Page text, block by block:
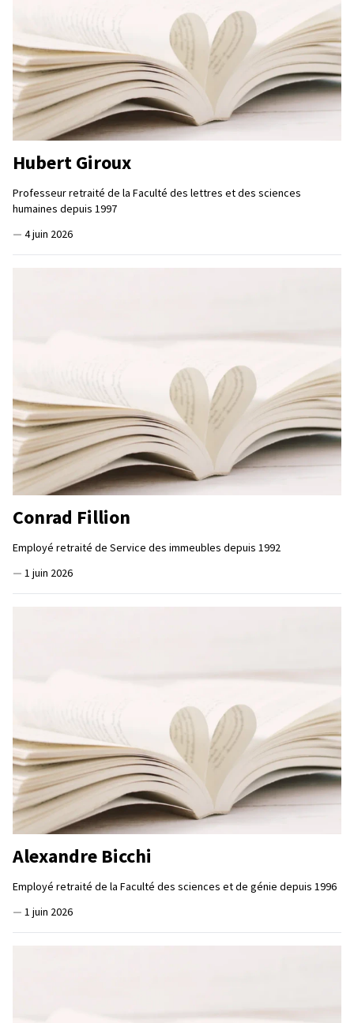
Hubert Giroux
Professeur retraité de la Faculté des lettres et des sciences
humaines depuis 1997
— 4 juin 2026
Conrad Fillion
Employé retraité de Service des immeubles depuis 1992
— 1 juin 2026
Alexandre Bicchi
Employé retraité de la Faculté des sciences et de génie depuis 1996
— 1 juin 2026